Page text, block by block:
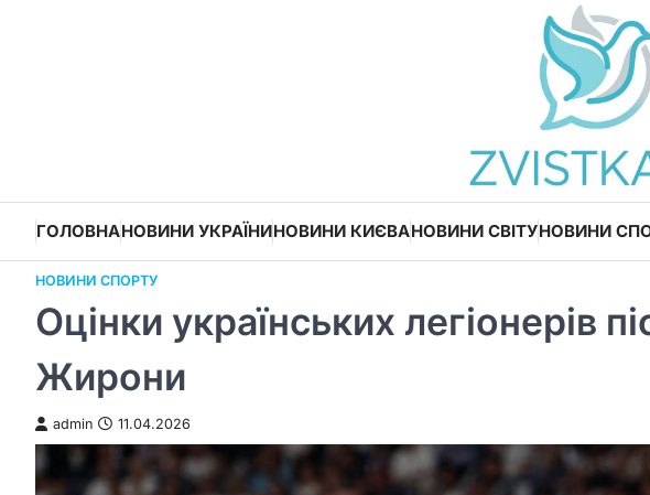
ГОЛОВНАНОВИНИ УКРАЇНИНОВИНИ КИЄВАНОВИНИ СВІТУНОВИНИ
НОВИНИ СПОРТУ
Оцінки українських легіонерів
Жирони
admin 11.04.2026